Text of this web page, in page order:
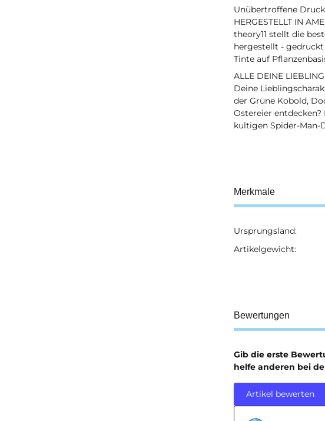
Unübertroffene
HERGESTELLT IN
theory11 stellt die
hergestellt -
Tinte auf
ALLE DEINE
Deine
der Grüne Kobold,
Ostereier
kultigen Spider-Man-
Merkmale
Produkteigenschaft
Wert
Ursprungsland:
Artikelgewicht:
Bewertungen
Gib die erste
helfe anderen bei
Artikel bewerten